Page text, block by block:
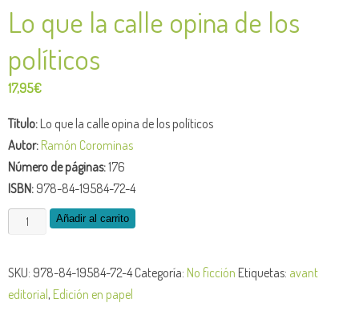
Lo que la calle opina de los
políticos
17,95€
Título:Lo que la calle opina de los políticos
Autor:Ramón Corominas
Número de páginas:176
ISBN:978-84-19584-72-4
Añadir al carrito
SKU: 978-84-19584-72-4Categoría: No ficción Etiquetas: avant
editorial, Edición en papel